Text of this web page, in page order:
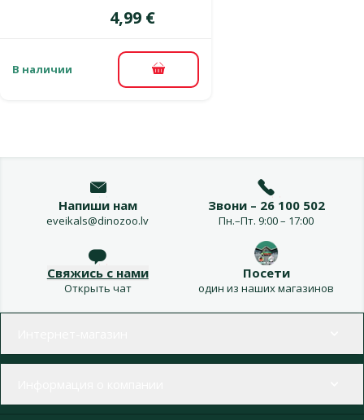
Цена
4,99 €
В наличии В корзину
Напиши нам
eveikals@dinozoo.lv
Звони – 26 100 502
Пн.–Пт. 9:00 – 17:00
Свяжись с нами
Открыть чат
Посети
один из наших магазинов